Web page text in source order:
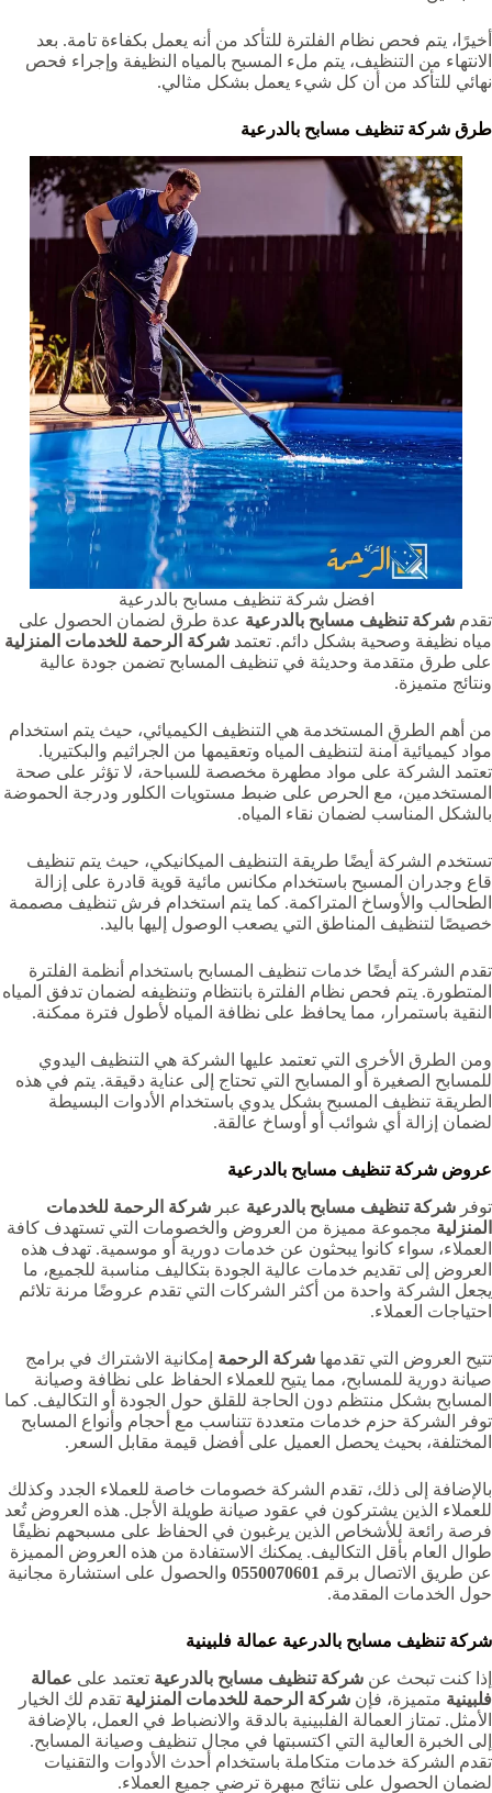
أخيرًا، يتم فحص نظام الفلترة للتأكد من أنه يعمل بكفاءة تامة. بعد
الانتهاء من التنظيف، يتم ملء المسبح بالمياه النظيفة وإجراء فحص
نهائي للتأكد من أن كل شيء يعمل بشكل مثالي.
طرق شركة تنظيف مسابح بالدرعية
افضل شركة تنظيف مسابح بالدرعية
تقدم شركة تنظيف مسابح بالدرعية عدة طرق لضمان الحصول على
مياه نظيفة وصحية بشكل دائم. تعتمد شركة الرحمة للخدمات المنزلية
على طرق متقدمة وحديثة في تنظيف المسابح تضمن جودة عالية
ونتائج متميزة.
من أهم الطرق المستخدمة هي التنظيف الكيميائي، حيث يتم استخدام
مواد كيميائية آمنة لتنظيف المياه وتعقيمها من الجراثيم والبكتيريا.
تعتمد الشركة على مواد مطهرة مخصصة للسباحة، لا تؤثر على صحة
المستخدمين، مع الحرص على ضبط مستويات الكلور ودرجة الحموضة
بالشكل المناسب لضمان نقاء المياه.
تستخدم الشركة أيضًا طريقة التنظيف الميكانيكي، حيث يتم تنظيف
قاع وجدران المسبح باستخدام مكانس مائية قوية قادرة على إزالة
الطحالب والأوساخ المتراكمة. كما يتم استخدام فرش تنظيف مصممة
خصيصًا لتنظيف المناطق التي يصعب الوصول إليها باليد.
تقدم الشركة أيضًا خدمات تنظيف المسابح باستخدام أنظمة الفلترة
المتطورة. يتم فحص نظام الفلترة بانتظام وتنظيفه لضمان تدفق المياه
النقية باستمرار، مما يحافظ على نظافة المياه لأطول فترة ممكنة.
ومن الطرق الأخرى التي تعتمد عليها الشركة هي التنظيف اليدوي
للمسابح الصغيرة أو المسابح التي تحتاج إلى عناية دقيقة. يتم في هذه
الطريقة تنظيف المسبح بشكل يدوي باستخدام الأدوات البسيطة
لضمان إزالة أي شوائب أو أوساخ عالقة.
عروض شركة تنظيف مسابح بالدرعية
توفر شركة تنظيف مسابح بالدرعية عبر شركة الرحمة للخدمات
المنزلية مجموعة مميزة من العروض والخصومات التي تستهدف كافة
العملاء، سواء كانوا يبحثون عن خدمات دورية أو موسمية. تهدف هذه
العروض إلى تقديم خدمات عالية الجودة بتكاليف مناسبة للجميع، ما
يجعل الشركة واحدة من أكثر الشركات التي تقدم عروضًا مرنة تلائم
احتياجات العملاء.
تتيح العروض التي تقدمها شركة الرحمة إمكانية الاشتراك في برامج
صيانة دورية للمسابح، مما يتيح للعملاء الحفاظ على نظافة وصيانة
المسابح بشكل منتظم دون الحاجة للقلق حول الجودة أو التكاليف. كما
توفر الشركة حزم خدمات متعددة تتناسب مع أحجام وأنواع المسابح
المختلفة، بحيث يحصل العميل على أفضل قيمة مقابل السعر.
بالإضافة إلى ذلك، تقدم الشركة خصومات خاصة للعملاء الجدد وكذلك
للعملاء الذين يشتركون في عقود صيانة طويلة الأجل. هذه العروض تُعد
فرصة رائعة للأشخاص الذين يرغبون في الحفاظ على مسبحهم نظيفًا
طوال العام بأقل التكاليف. يمكنك الاستفادة من هذه العروض المميزة
عن طريق الاتصال برقم 0550070601 والحصول على استشارة مجانية
حول الخدمات المقدمة.
شركة تنظيف مسابح بالدرعية عمالة فلبينية
إذا كنت تبحث عن شركة تنظيف مسابح بالدرعية تعتمد على عمالة
فلبينية متميزة، فإن شركة الرحمة للخدمات المنزلية تقدم لك الخيار
الأمثل. تمتاز العمالة الفلبينية بالدقة والانضباط في العمل، بالإضافة
إلى الخبرة العالية التي اكتسبتها في مجال تنظيف وصيانة المسابح.
تقدم الشركة خدمات متكاملة باستخدام أحدث الأدوات والتقنيات
لضمان الحصول على نتائج مبهرة ترضي جميع العملاء.